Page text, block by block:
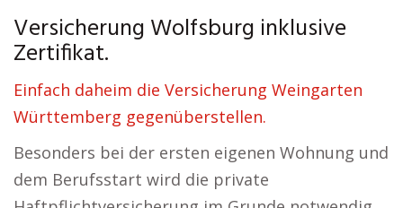
Versicherung Wolfsburg inklusive
Zertifikat.
Einfach daheim die Versicherung Weingarten
Württemberg gegenüberstellen.
Besonders bei der ersten eigenen Wohnung und
dem Berufsstart wird die private